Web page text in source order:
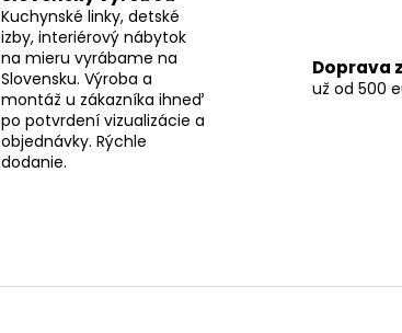
Kuchynské linky, detské
izby, interiérový nábytok
na mieru vyrábame na
Slovensku. Výroba a
montáž u zákazníka ihneď
po potvrdení vizualizácie a
objednávky. Rýchle
dodanie.
Doprava
už od 500